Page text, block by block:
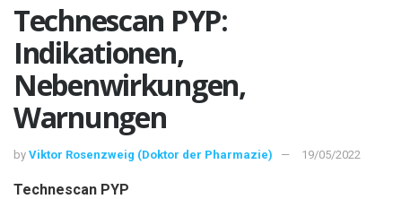
Technescan PYP:
Indikationen,
Nebenwirkungen,
Warnungen
by Viktor Rosenzweig (Doktor der Pharmazie) 19/05/2022
Technescan PYP